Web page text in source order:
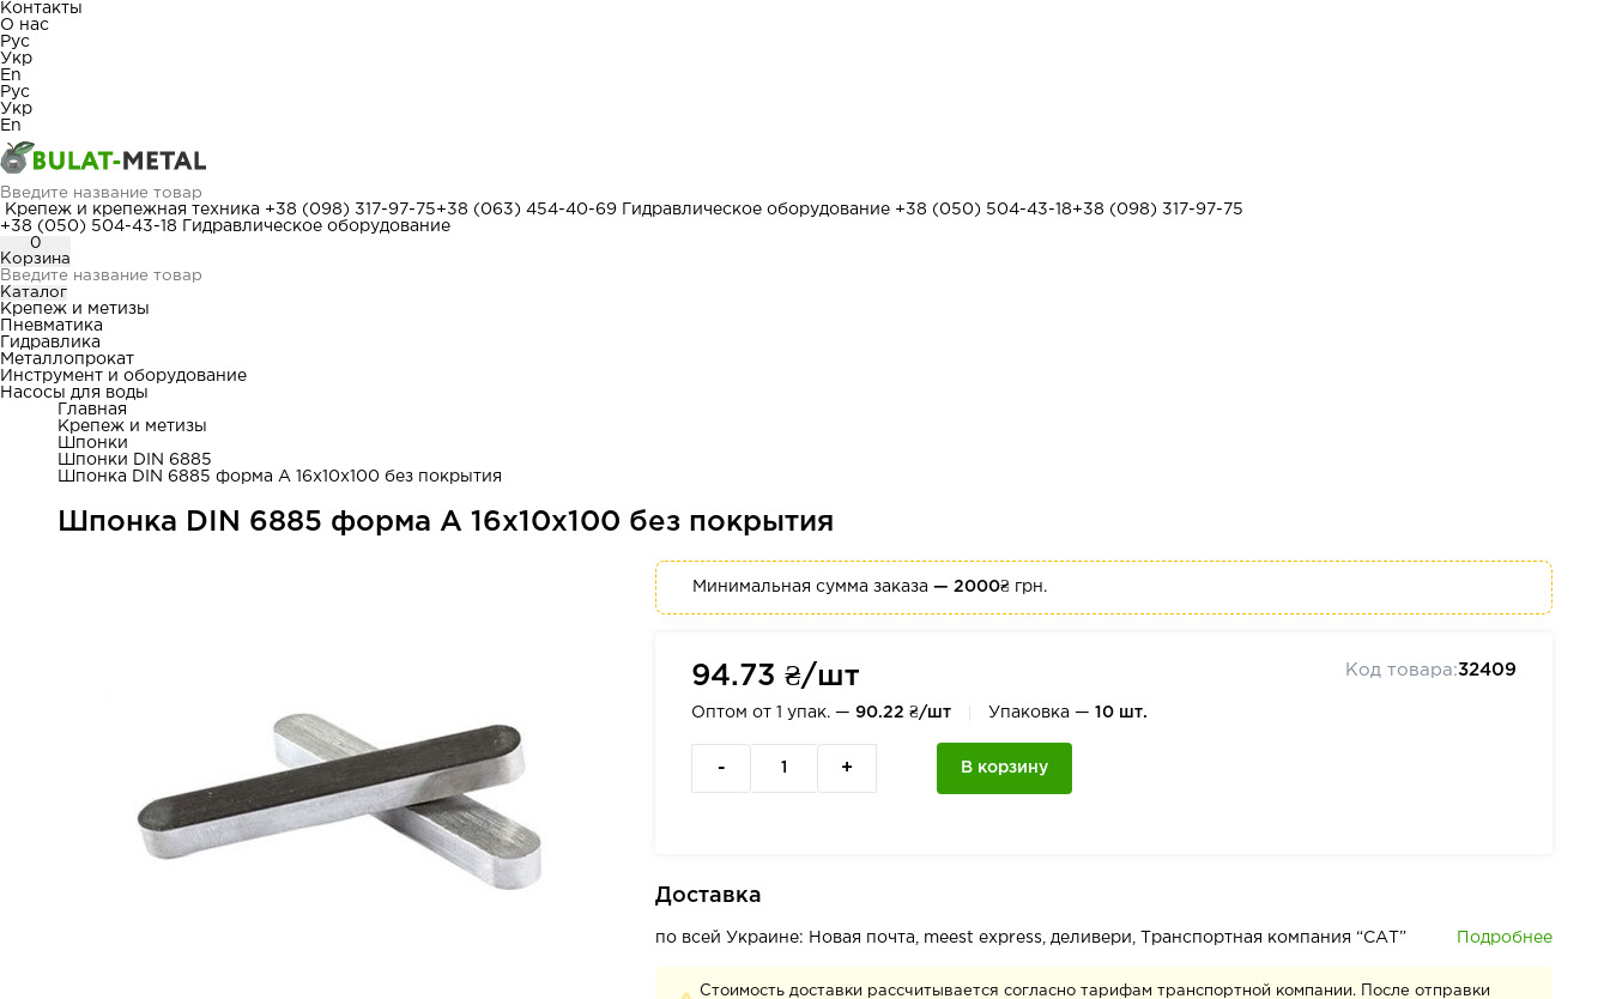
Контакты
О нас
Рус
Укр
En
Рус
Укр
En
Крепеж и крепежная техника +38 (098) 317-97-75+38 (063) 454-40-69 Гидравлическое оборудование +38 (050) 504-43-18+38 (098) 317-97-75
+38 (050) 504-43-18
Гидравлическое оборудование
0
Корзина
Каталог
Крепеж и метизы
Пневматика
Гидравлика
Металлопрокат
Инструмент и оборудование
Насосы для воды
Главная
Крепеж и метизы
Шпонки
Шпонки DIN 6885
Шпонка DIN 6885 форма А 16x10x100 без покрытия
Шпонка DIN 6885 форма А 16x10x100 без покрытия
Минимальная сумма заказа— 2000₴ грн.
94.73 ₴/шт Код товара:32409
Оптом от 1 упак. —90.22 ₴/шт Упаковка —10 шт.
- + В корзину
Доставка
по всей Украине: Новая почта, meest express, деливери, Транспортная компания “САТ” Подробнее
Стоимость доставки рассчитывается согласно тарифам транспортной компании. После отправки